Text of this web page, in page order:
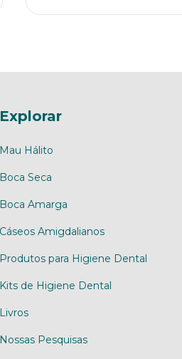
Explorar
Mau Hálito
Boca Seca
Boca Amarga
Cáseos Amigdalianos
Produtos para Higiene Dental
Kits de Higiene Dental
Livros
Nossas Pesquisas